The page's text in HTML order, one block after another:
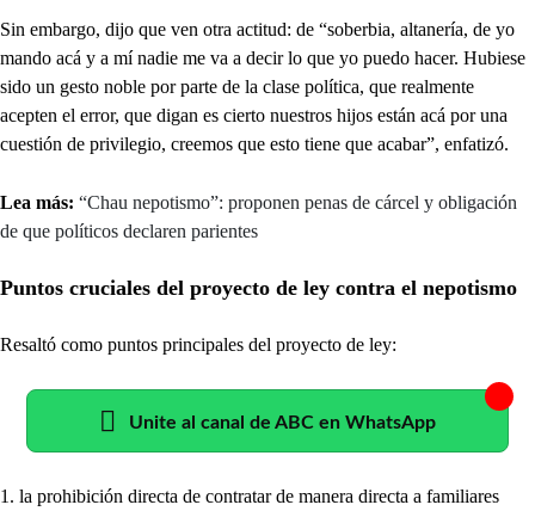
Sin embargo, dijo que ven otra actitud: de “soberbia, altanería, de yo
mando acá y a mí nadie me va a decir lo que yo puedo hacer. Hubiese
sido un gesto noble por parte de la clase política, que realmente
acepten el error, que digan es cierto nuestros hijos están acá por una
cuestión de privilegio, creemos que esto tiene que acabar”, enfatizó.
Lea más: “Chau nepotismo”: proponen penas de cárcel y obligación
de que políticos declaren parientes
Puntos cruciales del proyecto de ley contra el nepotismo
Resaltó como puntos principales del proyecto de ley:
Unite al canal de ABC en WhatsApp
1. la prohibición directa de contratar de manera directa a familiares